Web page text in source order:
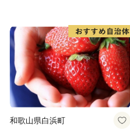
和歌山県白浜町